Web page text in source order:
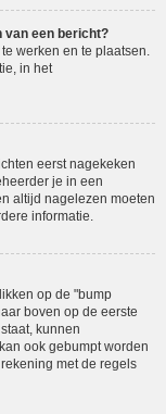
van een bericht?
werken en te plaatsen.
in het
eerst nagekeken
je in een
altijd nagelezen moeten
informatie.
op de "bump
boven op de eerste
kunnen
ook gebumpt worden
met de regels